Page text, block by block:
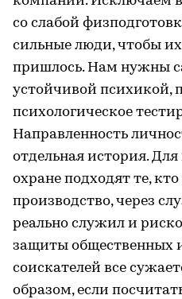
со слабой
сильные люди, чтобы
пришлось. Нам нужны
устойчивой психикой,
психологическое
Направленность
отдельная история.
охране подходят те,
производство, через
реально служил и
защиты общественных
соискателей все
образом, если